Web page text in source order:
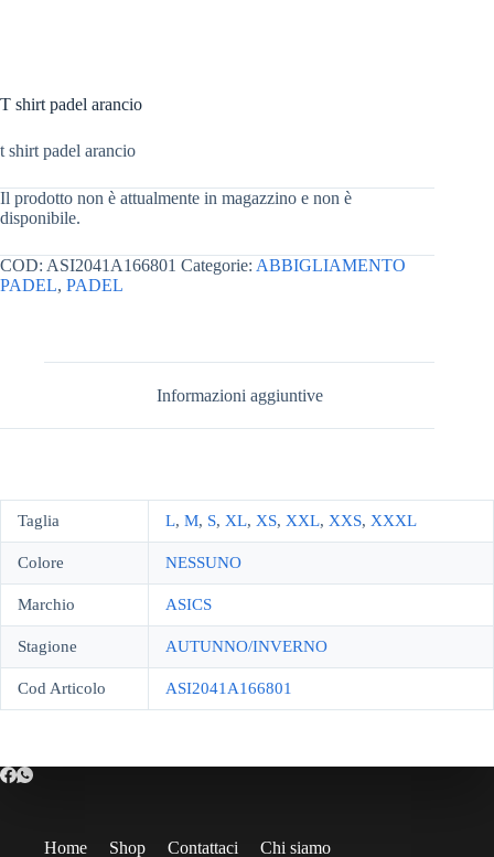
T shirt padel arancio
t shirt padel arancio
Il prodotto non è attualmente in magazzino e non è
disponibile.
COD: ASI2041A166801 Categorie: ABBIGLIAMENTO
PADEL, PADEL
Informazioni aggiuntive
Taglia L, M, S, XL, XS, XXL, XXS, XXXL
Colore NESSUNO
Marchio ASICS
Stagione AUTUNNO/INVERNO
Cod Articolo ASI2041A166801
Home Shop Contattaci
Chi siamo